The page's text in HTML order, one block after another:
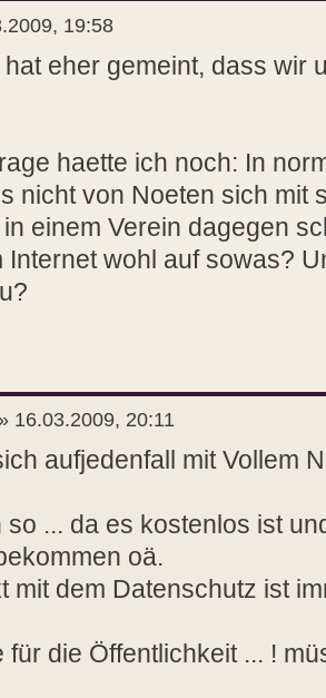
19:58
eher gemeint, dass wir
haette ich noch: In
nicht von Noeten sich mit
einem Verein dagegen
Internet wohl auf sowas?
» 16.03.2009, 20:11
aufjedenfall mit Vollem
so ... da es kostenlos ist
oä.
mit dem Datenschutz ist
für die Öffentlichkeit ... !